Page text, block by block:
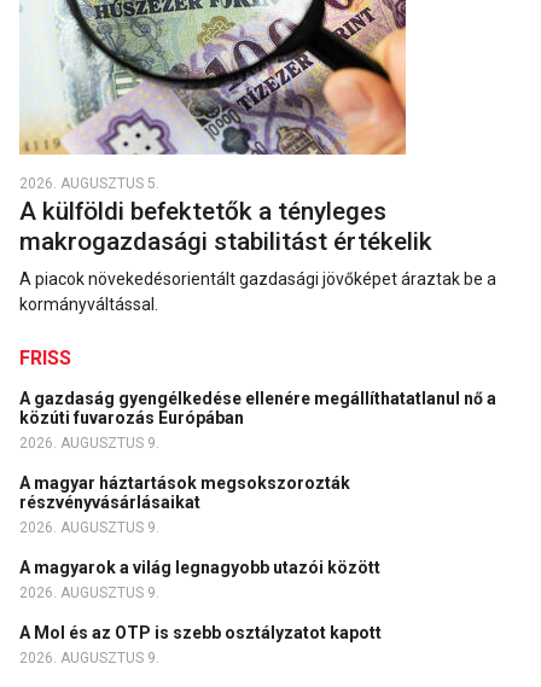
2026. AUGUSZTUS 5.
A külföldi befektetők a tényleges
makrogazdasági stabilitást értékelik
A piacok növekedésorientált gazdasági jövőképet áraztak be a
kormányváltással.
FRISS
A gazdaság gyengélkedése ellenére megállíthatatlanul nő a
közúti fuvarozás Európában
2026. AUGUSZTUS 9.
A magyar háztartások megsokszorozták
részvényvásárlásaikat
2026. AUGUSZTUS 9.
A magyarok a világ legnagyobb utazói között
2026. AUGUSZTUS 9.
A Mol és az OTP is szebb osztályzatot kapott
2026. AUGUSZTUS 9.